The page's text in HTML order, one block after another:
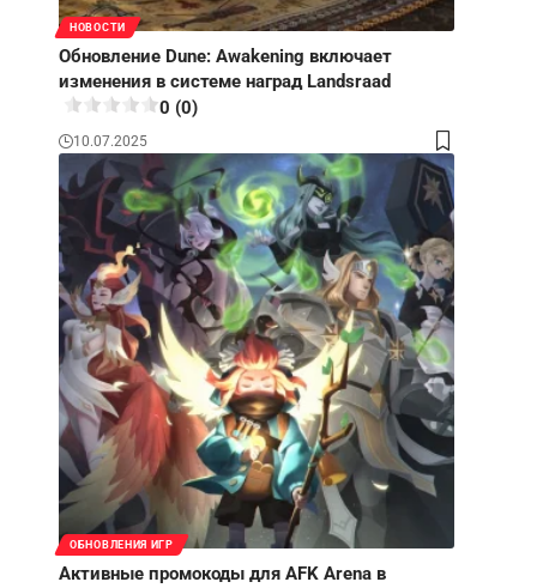
НОВОСТИ
Обновление Dune: Awakening включает
изменения в системе наград Landsraad
0 (0)
10.07.2025
ОБНОВЛЕНИЯ ИГР
Активные промокоды для AFK Arena в